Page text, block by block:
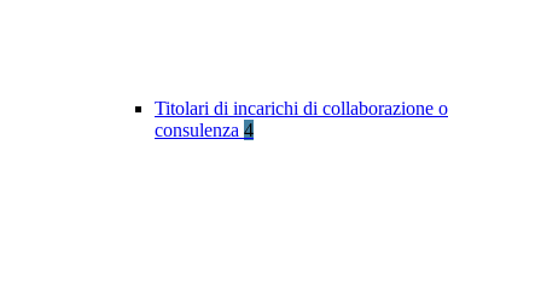
Titolari di incarichi di collaborazione o
consulenza 4